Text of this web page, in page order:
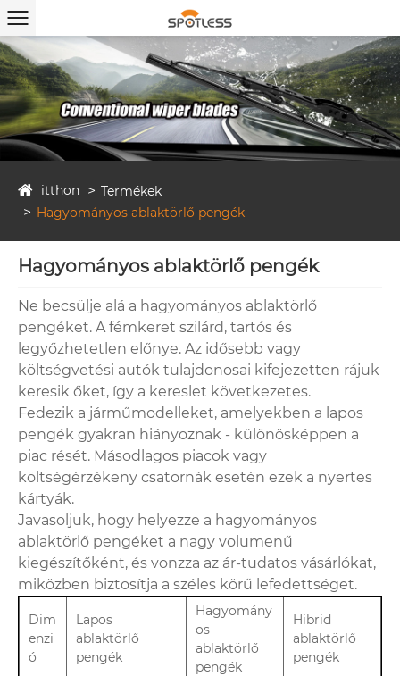
itthon
Termékek
Hagyományos ablaktörlő pengék
Hagyományos ablaktörlő pengék
Ne becsülje alá a hagyományos ablaktörlő
pengéket. A fémkeret szilárd, tartós és
legyőzhetetlen előnye. Az idősebb vagy
költségvetési autók tulajdonosai kifejezetten rájuk
keresik őket, így a kereslet következetes.
Fedezik a járműmodelleket, amelyekben a lapos
pengék gyakran hiányoznak - különösképpen a
piac rését. Másodlagos piacok vagy
költségérzékeny csatornák esetén ezek a nyertes
kártyák.
Javasoljuk, hogy helyezze a hagyományos
ablaktörlő pengéket a nagy volumenű
kiegészítőként, és vonzza az ár-tudatos vásárlókat,
miközben biztosítja a széles körű lefedettséget.
Dim
enzi
ó
Lapos
ablaktörlő
pengék
Hagyomány
os
ablaktörlő
pengék
Hibrid
ablaktörlő
pengék